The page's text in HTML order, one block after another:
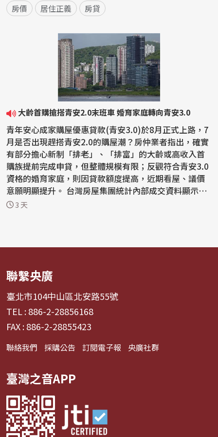
房價 居住正義 房貸
大齡首購搶搭青安2.0末班車 婚育家庭轉向青安3.0
青年安心成家購屋優惠貸款(青安3.0)於8月正式上路，7
月是否出現趕搭青安2.0的購屋潮？房仲業者指出，確實
有部分擔心新制「排老」、「排富」的大齡或高收入首
購族提前完成申貸，但整體規模有限；反觀符合青安3.0
資格的婚育家庭，則因貸款額度提高，近期看屋、議價
意願明顯提升。 台灣房屋集團統計內部成交資料顯示，
今...3 天
聯繫央廣
臺北市104中山區北安路55號
TEL : 886-2-28856168
FAX : 886-2-28855423
聯絡我們 採購公告 訂閱電子報 央廣社群
臺灣之音APP